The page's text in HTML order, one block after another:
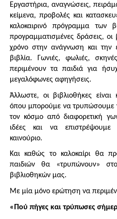
Εργαστήρια, αναγνώσεις,
κείμενα, προβολές και
καλοκαιρινό πρόγραμμα των
προγραμματισμένες δράσεις,
χρόνο στην ανάγνωση και την
βιβλία. Γωνιές, φωλιές,
περιμένουν τα παιδιά για
μεγαλόφωνες αφηγήσεις.
Άλλωστε, οι βιβλιοθήκες
όπου μπορούμε να τρυπώσουμε
τον κόσμο από διαφορετική
ιδέες και να επιστρέψουμε
καινούριο.
Και καθώς το καλοκαίρι θα
παιδιών θα «τρυπώνουν»
βιβλιοθηκών μας.
Με μία μόνο ερώτηση να
«Πού πήγες και τρύπωσες